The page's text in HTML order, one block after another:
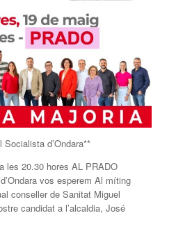
d’Ondara**
les 20.30 hores AL PRADO
vos esperem Al míting
conseller de Sanitat Miguel
candidat a l’alcaldia, José